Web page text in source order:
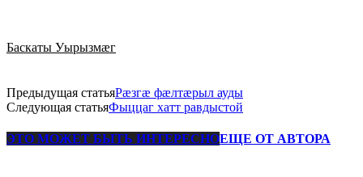
Баскаты Уырызмæг
Предыдущая статьяРæзгæ фæлтæрыл ауды
Следующая статьяФыццаг хатт равдыстой
ЭТО МОЖЕТ БЫТЬ ИНТЕРЕСНОЕЩЕ ОТ АВТОРА